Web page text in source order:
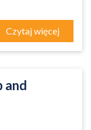
Czytaj więcej
and